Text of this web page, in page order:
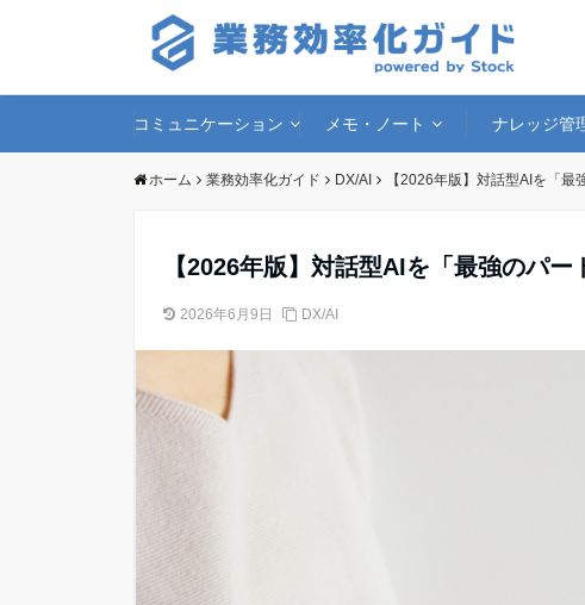
コミュニケーション メモ・ノート ナレッジ管
ホーム 業務効率化ガイド DX/AI 【2026年版】対話型AIを「
【2026年版】対話型AIを「最強のパ
2026年6月9日 DX/AI